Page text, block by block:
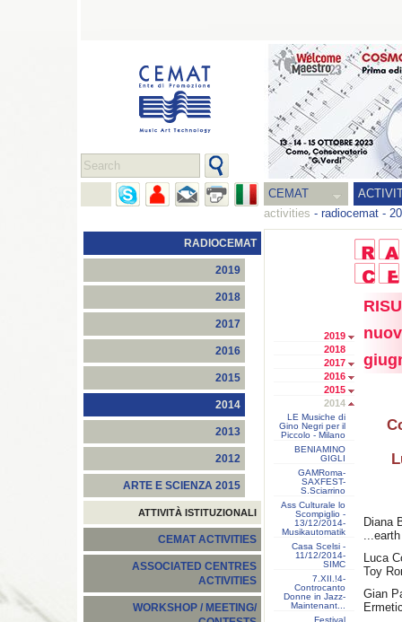
CEMAT
activities - radiocemat -
RADIOCEMAT
2019
2018
2017
2016
2015
2014
2013
2012
ARTE E SCIENZA 2015
ATTIVITÀ ISTITUZIONALI
CEMAT ACTIVITIES
ASSOCIATED CENTRES
ACTIVITIES
WORKSHOP / MEETING/
2019
2018
2017
2016
2015
2014
LE Musiche di
Gino Negri per il
Piccolo - Milano
BENIAMINO
GIGLI
GAMRoma-
SAXFEST-
S.Sciarrino
Ass Culturale lo
Scompiglio -
13/12/2014-
Musikautomatik
Casa Scelsi -
11/12/2014-
SIMC
7.XII.!4-
Controcanto
Donne in Jazz-
Maintenant...
Festival
Diana
Luca
Toy
Gian